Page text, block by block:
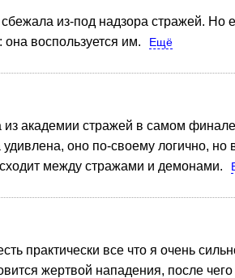
из-под надзора стражей. Но
она воспользуется им.
Ещё
из академии стражей в самом
оно по-своему логично, но
между стражами и демонами.
практически все что я очень
жертвой нападения, после